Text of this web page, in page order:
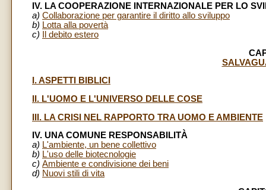
IV. LA COOPERAZIONE INTERNAZIONALE PER LO
a) Collaborazione per garantire il diritto allo sviluppo
b) Lotta alla povertà
c)
Il debito estero
I. ASPETTI BIBLICI
II. L'UOMO E L'UNIVERSO DELLE COSE
III. LA CRISI NEL RAPPORTO TRA UOMO E AMBIENTE
IV. UNA COMUNE RESPONSABILITÀ
a) L'ambiente, un bene collettivo
b) L'uso delle biotecnologie
c) Ambiente e condivisione dei beni
d) Nuovi stili di vita